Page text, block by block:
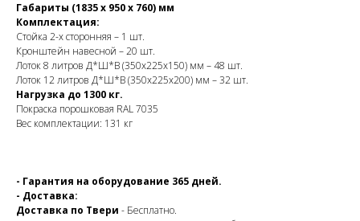
Габариты (1835 х 950 х 760) мм
Комплектация:
Стойка 2-х сторонняя – 1 шт.
Кронштейн навесной – 20 шт.
Лоток 8 литров Д*Ш*В (350х225х150) мм – 48 шт.
Лоток 12 литров Д*Ш*В (350х225х200) мм – 32 шт.
Нагрузка до 1300 кг.
Покраска порошковая RAL 7035
Вес комплектации: 131 кг
- Гарантия на оборудование 365 дней.
- Доставка:
Доставка по Твери - Бесплатно.